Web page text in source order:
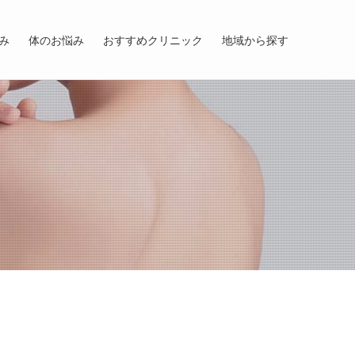
体のお悩み おすすめクリニック 地域から探す